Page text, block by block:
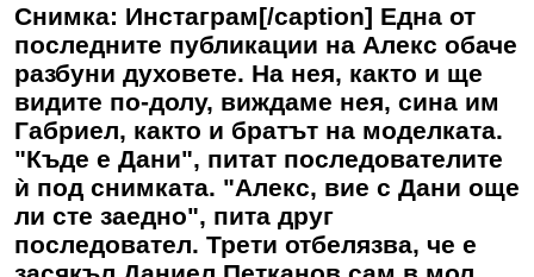
Снимка: Инстаграм[/caption] Една от
последните публикации на Алекс обаче
разбуни духовете. На нея, както и ще
видите по-долу, виждаме нея, сина им
Габриел, както и братът на моделката.
"Къде е Дани", питат последователите
ѝ под снимката. "Алекс, вие с Дани още
ли сте заедно", пита друг
последовател. Трети отбелязва, че е